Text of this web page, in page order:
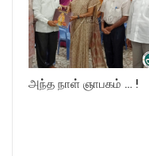
அந்த நாள் ஞாபகம் … !